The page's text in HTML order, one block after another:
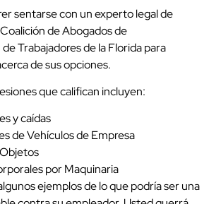
sentarse con un experto legal de
de Abogados de
Trabajadores de la Florida para
de sus opciones.
que califican incluyen:
y caídas
de Vehículos de Empresa
por Maquinaria
ejemplos de lo que podría ser una